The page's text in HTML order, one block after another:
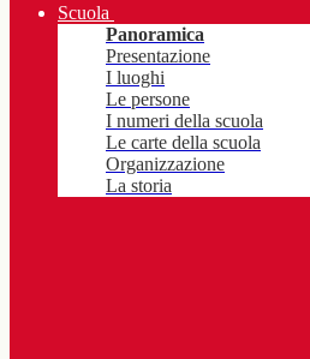
Scuola
Panoramica
Presentazione
I luoghi
Le persone
I numeri della scuola
Le carte della scuola
Organizzazione
La storia